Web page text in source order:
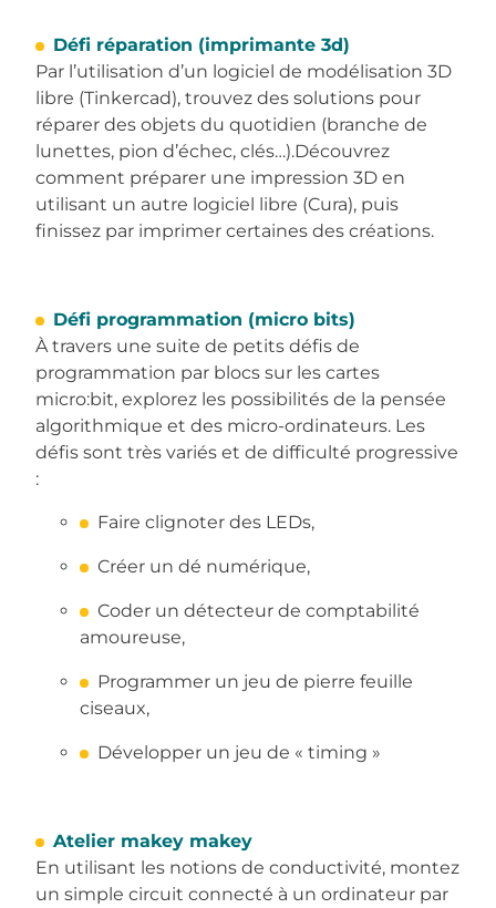
Défi réparation (imprimante 3d)
Par l’utilisation d’un logiciel de modélisation 3D
libre (Tinkercad), trouvez des solutions pour
réparer des objets du quotidien (branche de
lunettes, pion d’échec, clés…).Découvrez
comment préparer une impression 3D en
utilisant un autre logiciel libre (Cura), puis
finissez par imprimer certaines des créations.
Défi programmation (micro bits)
À travers une suite de petits défis de
programmation par blocs sur les cartes
micro:bit, explorez les possibilités de la pensée
algorithmique et des micro-ordinateurs. Les
défis sont très variés et de difficulté progressive
:
Faire clignoter des LEDs,
Créer un dé numérique,
Coder un détecteur de comptabilité
amoureuse,
Programmer un jeu de pierre feuille
ciseaux,
Développer un jeu de « timing »
Atelier makey makey
En utilisant les notions de conductivité, montez
un simple circuit connecté à un ordinateur par